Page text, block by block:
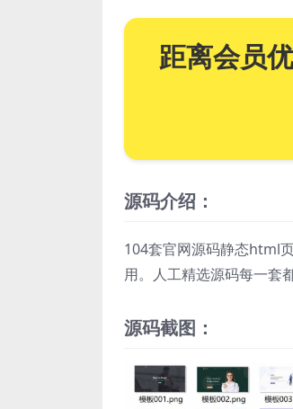
距离会员
源码介绍：
104套官网源码静态html
用。人工精选源码每一套
源码截图：